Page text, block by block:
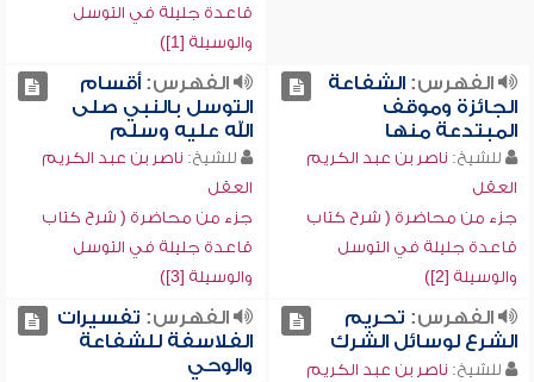
قاعدة جليلة في التوسل
والوسيلة [1])
الفهرس:الشفاعة
الجائزة وموقف
المبتدعة منها
للشيخ: ناصر بن عبد الكريم
العقل
جزء من محاضرة ( شرح كتاب
قاعدة جليلة في التوسل
والوسيلة [2])
الفهرس:أقسام
التوسل بالنبي صلى
الله عليه وسلم
للشيخ: ناصر بن عبد الكريم
العقل
جزء من محاضرة ( شرح كتاب
قاعدة جليلة في التوسل
والوسيلة [3])
الفهرس: تحريم
الشرع لوسائل الشرك
للشيخ: ناصر بن عبد الكريم
الفهرس: تفسيرات
الفلاسفة للشفاعة
والوحي